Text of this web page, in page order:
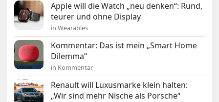
Apple will die Watch „neu denken“: Rund,
teurer und ohne Display
in Wearables
Kommentar: Das ist mein „Smart Home
Dilemma“
in Kommentar
Renault will Luxusmarke klein halten:
„Wir sind mehr Nische als Porsche“